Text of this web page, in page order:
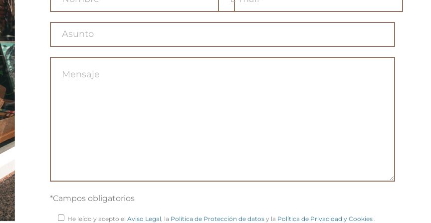
*Campos obligatorios
He leído y acepto el Aviso Legal , la Política de Protección de datos y la Política de Privacidad y Cookies